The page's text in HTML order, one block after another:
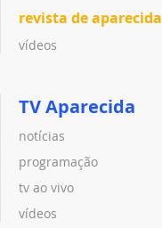
revista de aparecida
vídeos
TV Aparecida
notícias
programação
tv ao vivo
vídeos